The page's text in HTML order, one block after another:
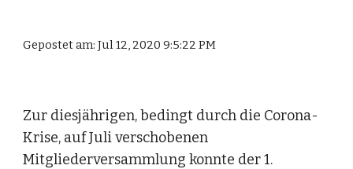
Gepostet am: Jul 12, 2020 9:5:22 PM
Zur diesjährigen, bedingt durch die Corona-
Krise, auf Juli verschobenen
Mitgliederversammlung konnte der 1.